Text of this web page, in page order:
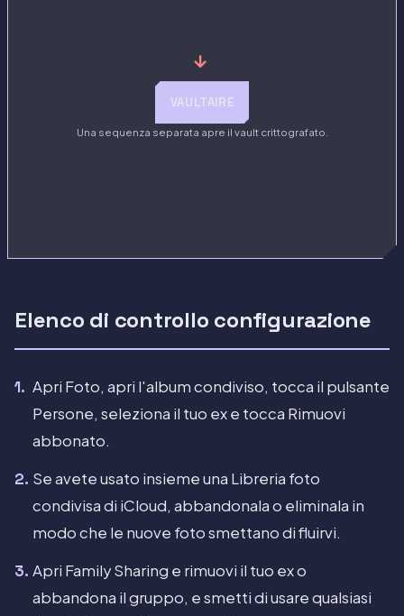
→
VAULTAIRE
Una sequenza separata apre il vault crittografato.
Elenco di controllo configurazione
Apri Foto, apri l'album condiviso, tocca il pulsante
Persone, seleziona il tuo ex e tocca Rimuovi
abbonato.
Se avete usato insieme una Libreria foto
condivisa di iCloud, abbandonala o eliminala in
modo che le nuove foto smettano di fluirvi.
Apri Family Sharing e rimuovi il tuo ex o
abbandona il gruppo, e smetti di usare qualsiasi